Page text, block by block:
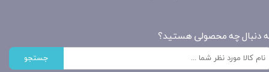
دنبال چه محصولی هستید؟
جستجو